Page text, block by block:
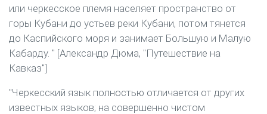
или черкесское племя населяет пространство от
горы Кубани до устьев реки Кубани, потом тянется
до Каспийского моря и занимает Большую и Малую
Кабарду. " [Александр Дюма, "Путешествие на
Кавказ"]
"Черкесский язык полностью отличается от других
известных языков; на совершенно чистом